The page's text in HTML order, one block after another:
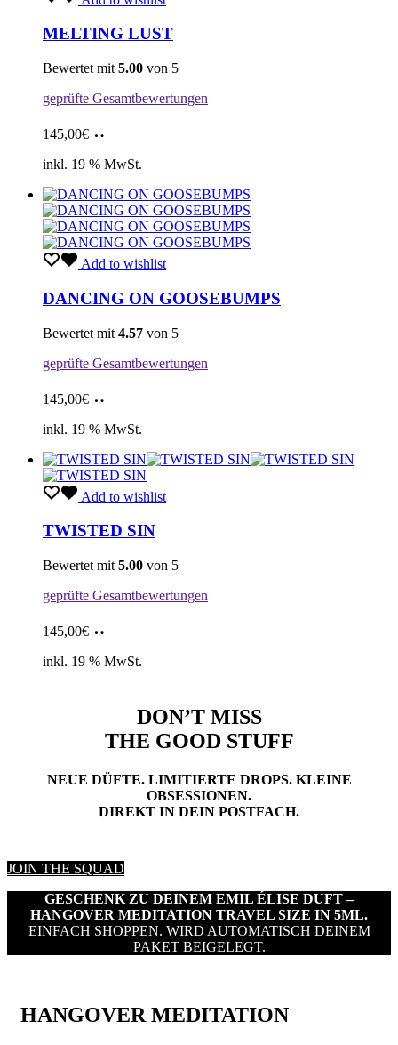
MELTING LUST
Bewertet mit 5.00 von 5
geprüfte Gesamtbewertungen
145,00€
Warenkorb
inkl. 19 % MwSt.
Add to wishlist
DANCING ON GOOSEBUMPS
Bewertet mit 4.57 von 5
geprüfte Gesamtbewertungen
145,00€
Warenkorb
inkl. 19 % MwSt.
Add to wishlist
TWISTED SIN
Bewertet mit 5.00 von 5
geprüfte Gesamtbewertungen
145,00€
Warenkorb
inkl. 19 % MwSt.
DON’T MISS
THE GOOD STUFF
NEUE DÜFTE. LIMITIERTE DROPS. KLEINE
OBSESSIONEN.
DIREKT IN DEIN POSTFACH.
JOIN THE SQUAD
GESCHENK ZU DEINEM EMIL ÉLISE DUFT –
HANGOVER MEDITATION TRAVEL SIZE IN 5ML.
EINFACH SHOPPEN. WIRD AUTOMATISCH DEINEM
PAKET BEIGELEGT.
HANGOVER MEDITATION